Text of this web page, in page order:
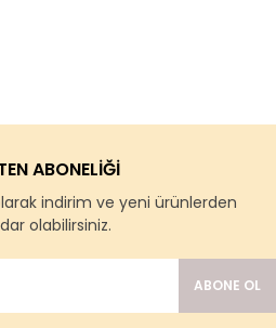
ABONELİĞİ
indirim ve yeni ürünlerden
olabilirsiniz.
ABONE OL